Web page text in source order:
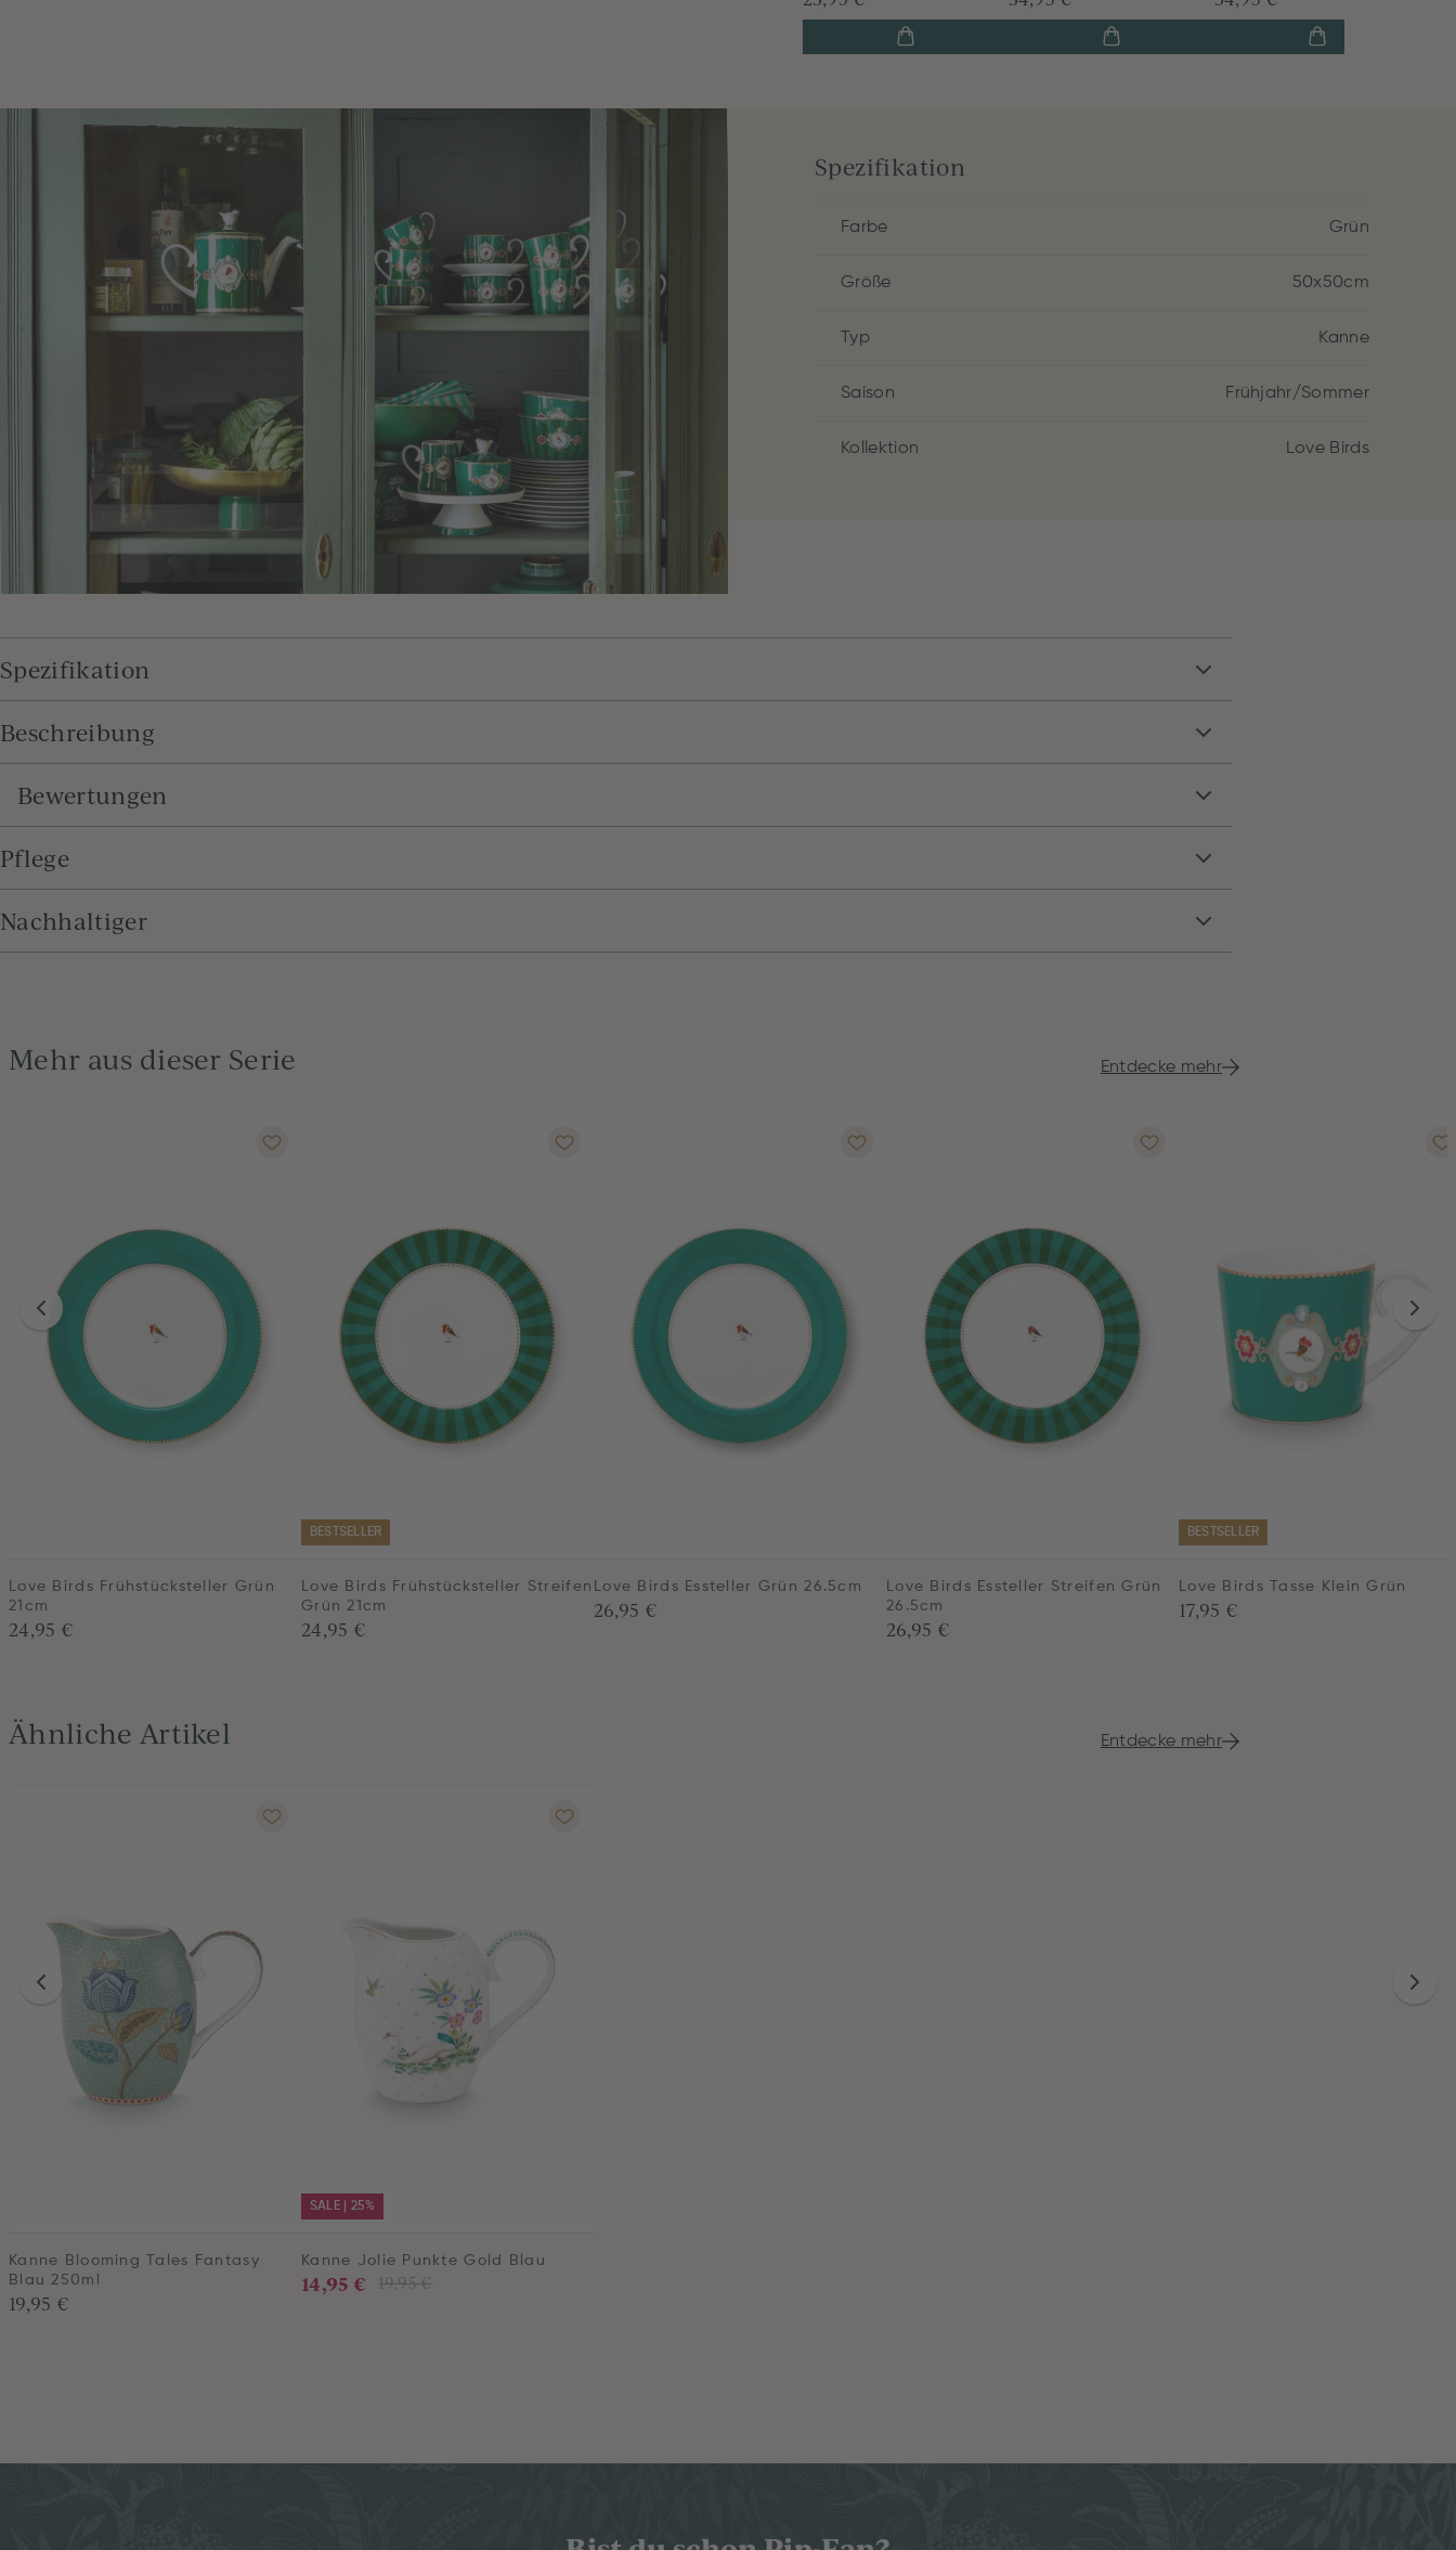
Spezifikation
Farbe Grün
Größe 50x50cm
Typ Kanne
Saison Frühjahr/Sommer
Kollektion Love Birds
Spezifikation
Beschreibung
Bewertungen
Pflege
Nachhaltiger
Mehr aus dieser Serie Entdecke mehr
Love Birds Frühstücksteller Grün
21cm
24,95 €
BESTSELLER
Love Birds Frühstücksteller Streifen
Grün 21cm
24,95 €
Love Birds Essteller Grün 26.5cm
26,95 €
Love Birds Essteller Streifen Grün
26.5cm
26,95 €
BESTSELLER
Love Birds Tasse Klein Grün
17,95 €
Ähnliche Artikel Entdecke mehr
Kanne Blooming Tales Fantasy
Blau 250ml
19,95 €
SALE | 25%
Kanne Jolie Punkte Gold Blau
19,95 €
14,95 €